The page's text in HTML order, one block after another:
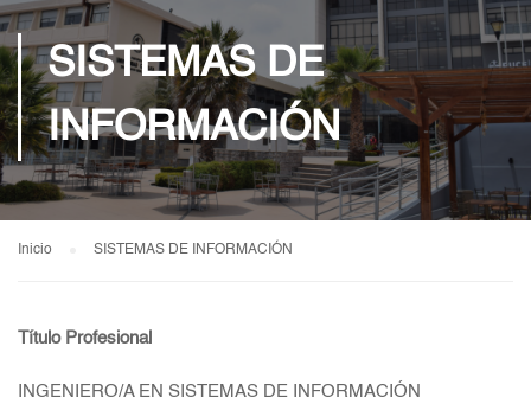
SISTEMAS DE
INFORMACIÓN
Inicio SISTEMAS DE INFORMACIÓN
Título Profesional
INGENIERO/A EN SISTEMAS DE INFORMACIÓN